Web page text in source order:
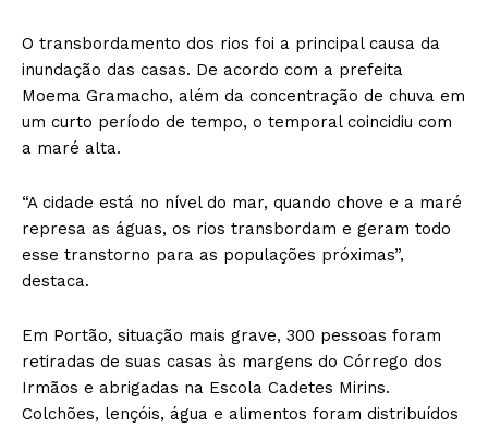
O transbordamento dos rios foi a principal causa da
inundação das casas. De acordo com a prefeita
Moema Gramacho, além da concentração de chuva em
um curto período de tempo, o temporal coincidiu com
a maré alta.
“A cidade está no nível do mar, quando chove e a maré
represa as águas, os rios transbordam e geram todo
esse transtorno para as populações próximas”,
destaca.
Em Portão, situação mais grave, 300 pessoas foram
retiradas de suas casas às margens do Córrego dos
Irmãos e abrigadas na Escola Cadetes Mirins.
Colchões, lençóis, água e alimentos foram distribuídos